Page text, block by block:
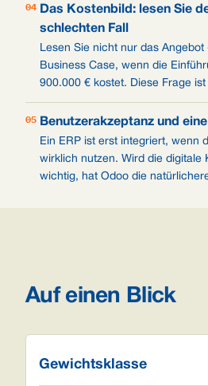
04 Das Kostenbild: lesen Sie
schlechten Fall
Lesen Sie nicht nur das Angebot
Business Case, wenn die
900.000 € kostet. Diese Frage
05 Benutzerakzeptanz und
Ein ERP ist erst integriert, wenn
wirklich nutzen. Wird die digitale
wichtig, hat Odoo die
Auf einen Blick
Gewichtsklasse